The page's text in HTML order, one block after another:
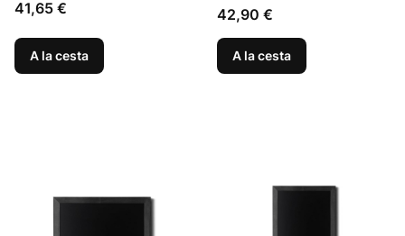
Precio
41,65 €
A la cesta
Precio
42,90 €
A la cesta